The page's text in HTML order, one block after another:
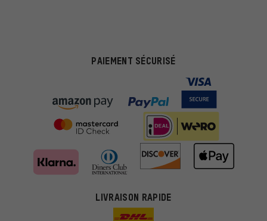
PAIEMENT SÉCURISÉ
LIVRAISON RAPIDE